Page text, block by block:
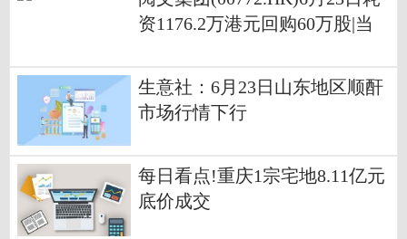
资1176.2万港元回购60万股|当
生意社：6月23日山东地区顺酐
市场行情下行
每日看点!重庆1宗宅地8.11亿元
底价成交